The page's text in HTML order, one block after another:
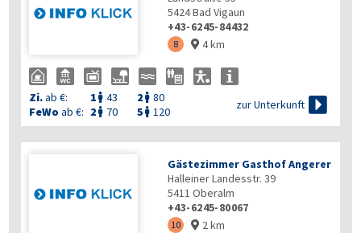
5424Bad Vigaun
+43-6245-84432
8  4 km
Zi.ab €: 1  43 2  80
FeWo ab €: 2  70 5  120
zur Unterkunft 
Gästezimmer Gasthof Angerer
Halleiner Landesstr. 39
5411 Oberalm
+43-6245-80067
10  2 km